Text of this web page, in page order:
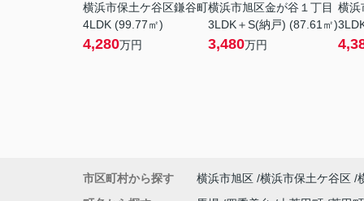
横浜市保土ケ谷区鎌谷町
4LDK (99.77㎡)
4,280万円
横浜市旭区金が谷１丁目
3LDK＋S(納戸) (87.61㎡)
3,480万円
横浜
市区町村から探す 横浜市旭区 横浜市保土ケ谷区